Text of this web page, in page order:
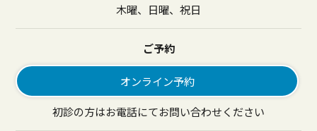
木曜、日曜、祝日
ご予約
オンライン予約
初診の方はお電話にてお問い合わせください